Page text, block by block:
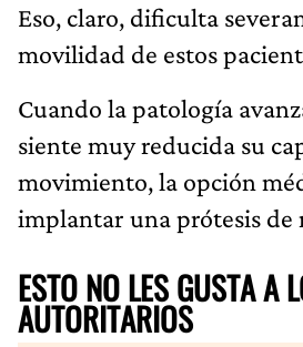
Eso, claro, dificulta
movilidad de estos
Cuando la patología
siente muy reducida su
movimiento, la opción
implantar una prótesis de
ESTO NO LES GUSTA A
AUTORITARIOS